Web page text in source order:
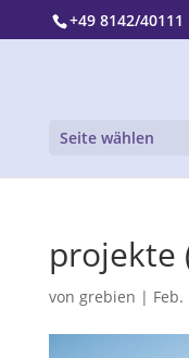
+49 8142/40111
Seite wählen
projekte
von grebien | Feb.